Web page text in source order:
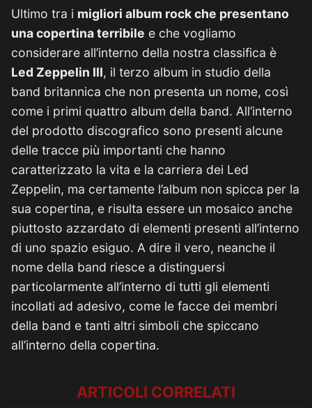
Ultimo tra i migliori album rock che presentano
una copertina terribile e che vogliamo
considerare all’interno della nostra classifica è
Led Zeppelin III, il terzo album in studio della
band britannica che non presenta un nome, così
come i primi quattro album della band. All’interno
del prodotto discografico sono presenti alcune
delle tracce più importanti che hanno
caratterizzato la vita e la carriera dei Led
Zeppelin, ma certamente l’album non spicca per la
sua copertina, e risulta essere un mosaico anche
piuttosto azzardato di elementi presenti all’interno
di uno spazio esiguo. A dire il vero, neanche il
nome della band riesce a distinguersi
particolarmente all’interno di tutti gli elementi
incollati ad adesivo, come le facce dei membri
della band e tanti altri simboli che spiccano
all’interno della copertina.
ARTICOLI CORRELATI